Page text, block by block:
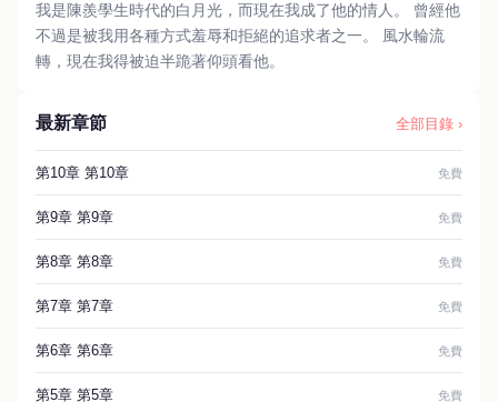
我是陳羨學生時代的白月光，而現在我成了他的情人。 曾經他
不過是被我用各種方式羞辱和拒絕的追求者之一。 風水輪流
轉，現在我得被迫半跪著仰頭看他。
最新章節 全部目錄 ›
第10章 第10章 免費
第9章 第9章 免費
第8章 第8章 免費
第7章 第7章 免費
第6章 第6章 免費
第5章 第5章 免費